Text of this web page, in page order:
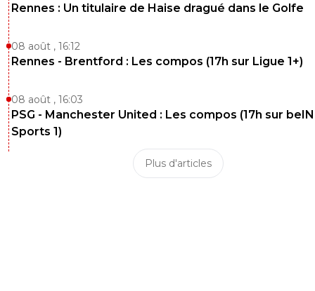
Rennes : Un titulaire de Haise dragué dans le Golfe
08 août , 16:12
Rennes - Brentford : Les compos (17h sur Ligue 1+)
08 août , 16:03
PSG - Manchester United : Les compos (17h sur beIN
Sports 1)
Plus d'articles